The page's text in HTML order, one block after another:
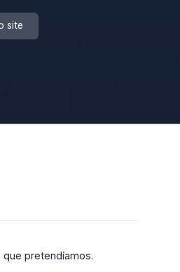
site
pretendíamos.